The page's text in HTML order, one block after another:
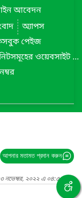
আবেদন
অ্যাপস
পেইজ
বাংলাদেশ বেতারের আঞ্চলিক কেন্দ্র/ ইউনিটসমূহের ওয়েবসাইট লিংক
আপনার মতামত প্রদান করুন
নভেম্বর, ২০২২ এ ০৪:৫৬ PM